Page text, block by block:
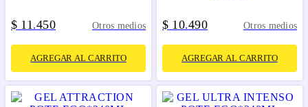
$ 11 .450 Otros medios
AGREGAR AL CARRITO
$ 10.490 Otros medios
AGREGAR AL CARRITO